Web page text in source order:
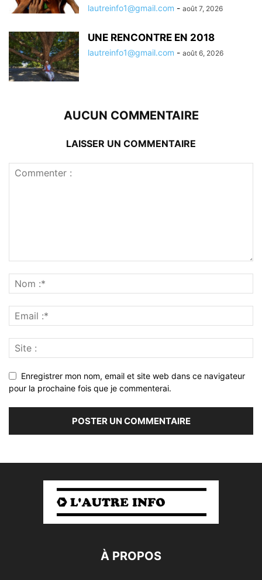
lautreinfo1@gmail.com - août 7, 2026
UNE RENCONTRE EN 2018
lautreinfo1@gmail.com - août 6, 2026
AUCUN COMMENTAIRE
LAISSER UN COMMENTAIRE
Enregistrer mon nom, email et site web dans ce navigateur
pour la prochaine fois que je commenterai.
À PROPOS